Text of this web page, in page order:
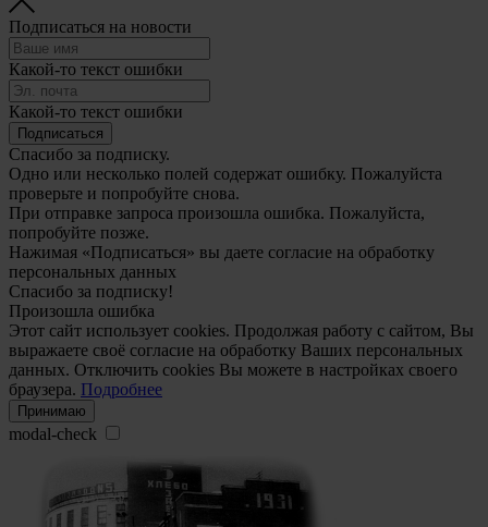
Подписаться на новости
Какой-то текст ошибки
Какой-то текст ошибки
Подписаться
Спасибо за подписку.
Одно или несколько полей содержат ошибку. Пожалуйста
проверьте и попробуйте снова.
При отправке запроса произошла ошибка. Пожалуйста,
попробуйте позже.
Нажимая «Подписаться» вы даете согласие на обработку
персональных данных
Спасибо за подписку!
Произошла ошибка
Этот сайт использует cookies. Продолжая работу с сайтом, Вы
выражаете своё согласие на обработку Ваших персональных
данных. Отключить cookies Вы можете в настройках своего
браузера. Подробнее
Принимаю
modal-check